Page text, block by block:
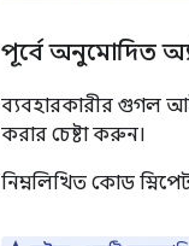
পূর্বে অনুমোদিত
ব্যবহারকারীর গুগল
করার চেষ্টা করুন।
নিম্নলিখিত কোড